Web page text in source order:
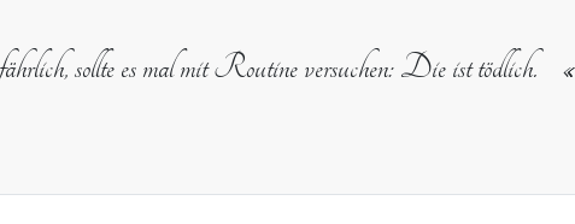
sollte es mal mit Routine versuchen: Die ist tödlich.